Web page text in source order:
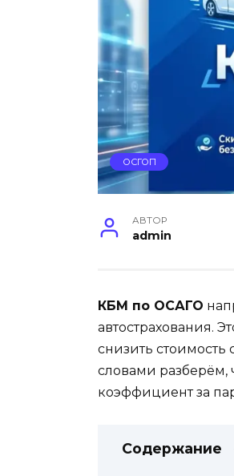
ОСГОП
АВТОР
admin
КБМ по ОСАГО
автострахования.
снизить стоимость
словами разберём,
коэффициент за
Содержание